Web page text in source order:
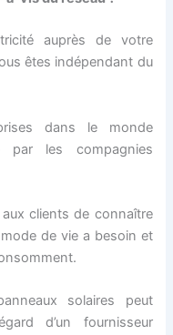
auprès de votre
êtes indépendant du
dans le monde
par les compagnies
aux clients de connaître
de vie a besoin et
solaires peut
d’un fournisseur